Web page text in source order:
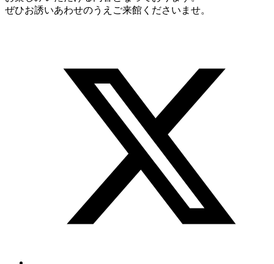
ぜひお誘いあわせのうえご来館くださいませ。